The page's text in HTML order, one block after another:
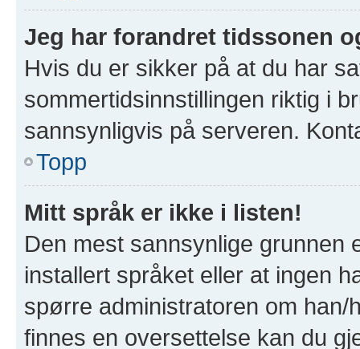
Jeg har forandret tidssonen
Hvis du er sikker på at du har
sommertidsinnstillingen riktig i
sannsynligvis på serveren.
Topp
Mitt språk er ikke i listen!
Den mest sannsynlige grunnen
installert språket eller at ingen
spørre administratoren om
finnes en oversettelse kan du